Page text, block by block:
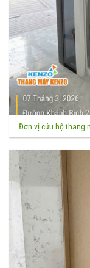
Đơn vị cứu hộ thang